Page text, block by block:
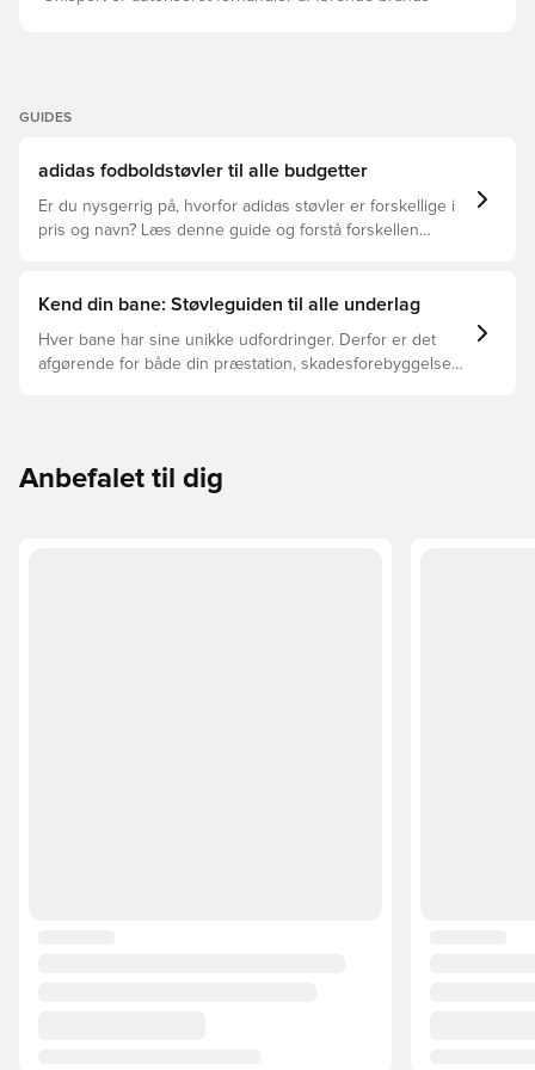
GUIDES
adidas fodboldstøvler til alle budgetter
Er du nysgerrig på, hvorfor adidas støvler er forskellige i
pris og navn? Læs denne guide og forstå forskellen
Kend din bane: Støvleguiden til alle underlag
Hver bane har sine unikke udfordringer. Derfor er det
afgørende for både din præstation, skadesforebyggelse
Anbefalet til dig